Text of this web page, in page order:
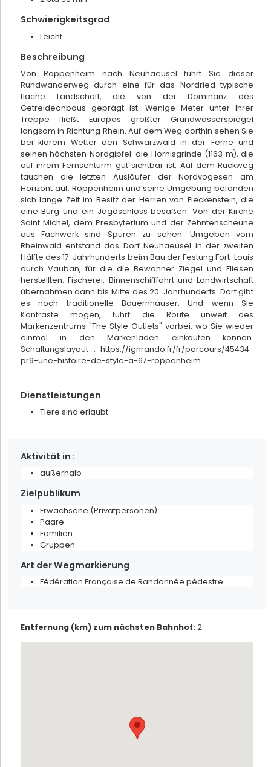
Schuster Keramik
Sessenheim
Töpferei G. Wehrling und Tochter
Schwierigkeitsgrad
Leicht
Beschreibung
Von Roppenheim nach Neuhaeusel führt Sie dieser
Rundwanderweg durch eine für das Nordried typische
flache Landschaft, die von der Dominanz des
Getreideanbaus geprägt ist. Wenige Meter unter Ihrer
Treppe fließt Europas größter Grundwasserspiegel
langsam in Richtung Rhein. Auf dem Weg dorthin sehen Sie
bei klarem Wetter den Schwarzwald in der Ferne und
seinen höchsten Nordgipfel: die Hornisgrinde (1163 m), die
auf ihrem Fernsehturm gut sichtbar ist. Auf dem Rückweg
tauchen die letzten Ausläufer der Nordvogesen am
Horizont auf. Roppenheim und seine Umgebung befanden
sich lange Zeit im Besitz der Herren von Fleckenstein, die
eine Burg und ein Jagdschloss besaßen. Von der Kirche
Saint Michel, dem Presbyterium und der Zehntenscheune
aus Fachwerk sind Spuren zu sehen. Umgeben vom
Rheinwald entstand das Dorf Neuhaeusel in der zweiten
Hälfte des 17. Jahrhunderts beim Bau der Festung Fort-Louis
durch Vauban, für die die Bewohner Ziegel und Fliesen
herstellten. Fischerei, Binnenschifffahrt und Landwirtschaft
übernahmen dann bis Mitte des 20. Jahrhunderts. Dort gibt
es noch traditionelle Bauernhäuser. Und wenn Sie
Kontraste mögen, führt die Route unweit des
Markenzentrums "The Style Outlets" vorbei, wo Sie wieder
einmal in den Markenläden einkaufen können.
Schaltungslayout : https://ignrando.fr/fr/parcours/45434-
pr9-une-histoire-de-style-a-67-roppenheim
Dienstleistungen
Tiere sind erlaubt
Aktivität in :
außerhalb
Zielpublikum
Erwachsene (Privatpersonen)
Paare
Familien
Gruppen
Art der Wegmarkierung
Fédération Française de Randonnée pédestre
Entfernung (km) zum nächsten Bahnhof: 2